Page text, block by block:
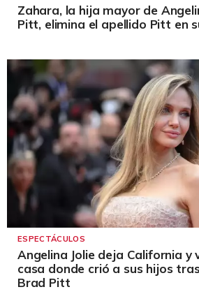
Zahara, la hija mayor de
Pitt, elimina el apellido Pitt en
ESPECTÁCULOS
Angelina Jolie deja California y
casa donde crió a sus hijos
Brad Pitt